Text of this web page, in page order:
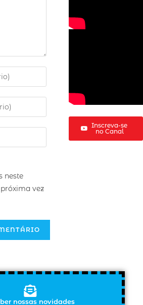
neste
vez
Inscreva-se
no Canal
nossas novidades